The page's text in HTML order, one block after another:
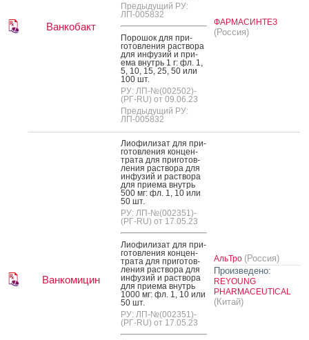
Ванкобакт
Предыдущий РУ:
ЛП-005832
По­рошок для при­
готов­ле­ния рас­тво­ра
для ин­фу­зий и при­
ема внутрь 1 г: фл. 1,
5, 10, 15, 25, 50 или
100 шт.
РУ: ЛП-№(002502)-
(РГ-RU) от 09.06.23
Предыдущий РУ:
ЛП-005832
ФАРМАСИНТЕЗ
(Россия)
Ванкомицин
Ли­офи­лизат для при­
готов­ле­ния кон­цен­
тра­та для при­готов­
ле­ния рас­тво­ра для
ин­фу­зий и рас­тво­ра
для при­ема внутрь
500 мг: фл. 1, 10 или
50 шт.
РУ: ЛП-№(002351)-
(РГ-RU) от 17.05.23
Ли­офи­лизат для при­
готов­ле­ния кон­цен­
тра­та для при­готов­
ле­ния рас­тво­ра для
ин­фу­зий и рас­тво­ра
для при­ема внутрь
1000 мг: фл. 1, 10 или
50 шт.
РУ: ЛП-№(002351)-
(РГ-RU) от 17.05.23
АльТро (Россия)
Произведено:
REYOUNG
PHARMACEUTICAL
(Китай)